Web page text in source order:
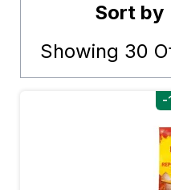
Sort by
Showing 30
-